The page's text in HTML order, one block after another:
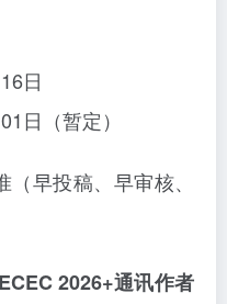
日
日（暂定）
早投稿、早审核、
2026+通讯作者